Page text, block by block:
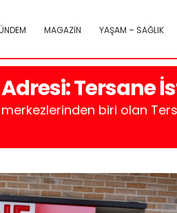
MAGAZİN YAŞAM – SAĞLIK
Tersane
biri olan